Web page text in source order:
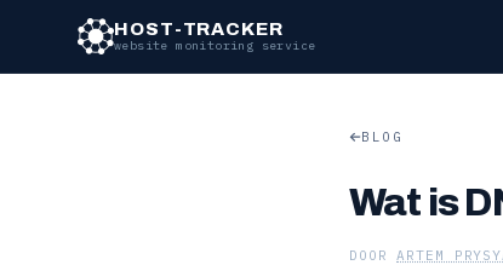
HOST-TRACKER
website monitoring service
BLOG
Wat is
DOOR ARTEM